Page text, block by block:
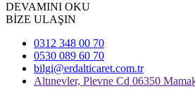
DEVAMINI OKU
BİZE ULAŞIN
0312 348 00 70
0530 089 60 70
bilgi@erdalticaret.com.tr
Altınevler, Plevne Cd 06350